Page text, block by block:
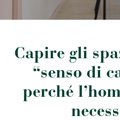
Capire gli
“senso di
perché